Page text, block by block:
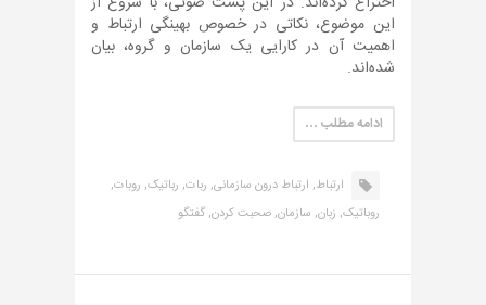
این موضوع، نکاتی در خصوص بهینگی ارتباط و
اهمیت آن در کارایی یک سازمان و گروه، بیان
شده‌اند.
ادامه مطلب …
ارتباط, ارتباط درون سازمانی, ربات, رباتیک, روبات,
روباتیک, زبان, سازمان,صحبت کردن,گفتگو